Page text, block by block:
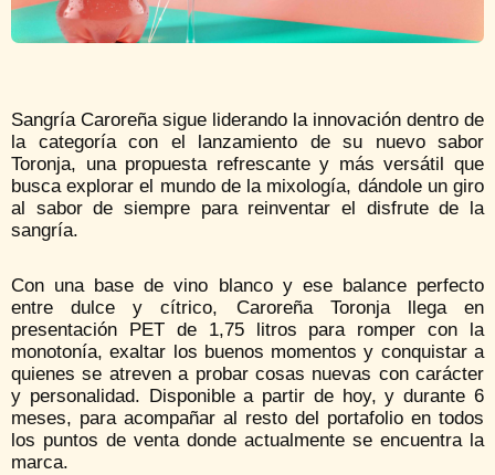
Sangría Caroreña sigue liderando la innovación dentro de
la categoría con el lanzamiento de su nuevo sabor
Toronja, una propuesta refrescante y más versátil que
busca explorar el mundo de la mixología, dándole un giro
al sabor de siempre para reinventar el disfrute de la
sangría.
Con una base de vino blanco y ese balance perfecto
entre dulce y cítrico, Caroreña Toronja llega en
presentación PET de 1,75 litros para romper con la
monotonía, exaltar los buenos momentos y conquistar a
quienes se atreven a probar cosas nuevas con carácter
y personalidad. Disponible a partir de hoy, y durante 6
meses, para acompañar al resto del portafolio en todos
los puntos de venta donde actualmente se encuentra la
marca.